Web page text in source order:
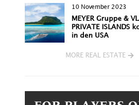
10 November 2023
MEYER Gruppe &
PRIVATE ISLANDS
in den USA
MORE REAL ESTATE